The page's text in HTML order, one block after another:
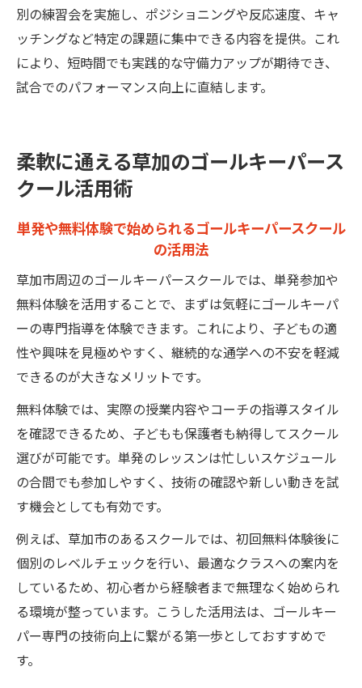
別の練習会を実施し、ポジショニングや反応速度、キャ
ッチングなど特定の課題に集中できる内容を提供。これ
により、短時間でも実践的な守備力アップが期待でき、
試合でのパフォーマンス向上に直結します。
柔軟に通える草加のゴールキーパース
クール活用術
単発や無料体験で始められるゴールキーパースクール
の活用法
草加市周辺のゴールキーパースクールでは、単発参加や
無料体験を活用することで、まずは気軽にゴールキーパ
ーの専門指導を体験できます。これにより、子どもの適
性や興味を見極めやすく、継続的な通学への不安を軽減
できるのが大きなメリットです。
無料体験では、実際の授業内容やコーチの指導スタイル
を確認できるため、子どもも保護者も納得してスクール
選びが可能です。単発のレッスンは忙しいスケジュール
の合間でも参加しやすく、技術の確認や新しい動きを試
す機会としても有効です。
例えば、草加市のあるスクールでは、初回無料体験後に
個別のレベルチェックを行い、最適なクラスへの案内を
しているため、初心者から経験者まで無理なく始められ
る環境が整っています。こうした活用法は、ゴールキー
パー専門の技術向上に繋がる第一歩としておすすめで
す。